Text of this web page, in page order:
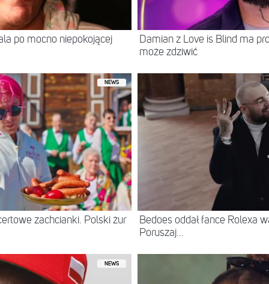
po mocno niepokojącej
Damian z Love is Blind ma
może zdziwić
NEWS
zachcianki. Polski żur
Bedoes oddał fance Rolexa
Poruszaj...
NEWS